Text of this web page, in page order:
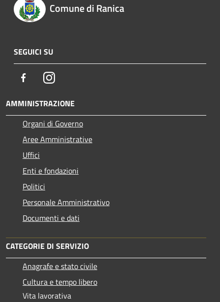
Comune di Ranica
SEGUICI SU
FacebookInstagram
AMMINISTRAZIONE
Organi di Governo
Aree Amministrative
Uffici
Enti e fondazioni
Politici
Personale Amministrativo
Documenti e dati
CATEGORIE DI SERVIZIO
Anagrafe e stato civile
Cultura e tempo libero
Vita lavorativa